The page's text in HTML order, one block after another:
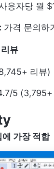
용자당 월
가격 문의하
뷰
리뷰)
5 (3,795+
가장 적합